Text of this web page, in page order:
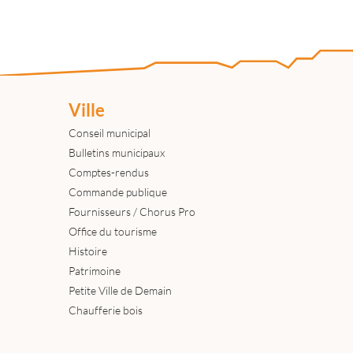
Ville
Conseil municipal
Bulletins municipaux
Comptes-rendus
Commande publique
Fournisseurs / Chorus Pro
Office du tourisme
Histoire
Patrimoine
Petite Ville de Demain
Chaufferie bois